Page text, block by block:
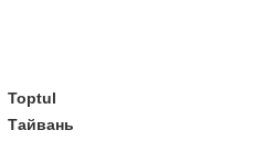
Toptul
Тайвань